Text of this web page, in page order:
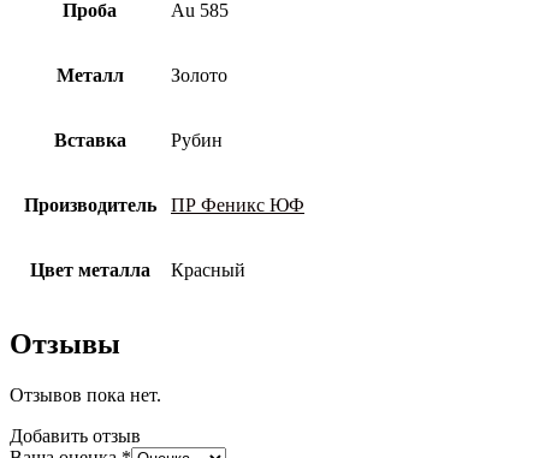
Проба Au 585
Металл Золото
Вставка Рубин
Производитель ПР Феникс ЮФ
Цвет металла Красный
Отзывы
Отзывов пока нет.
Добавить отзыв